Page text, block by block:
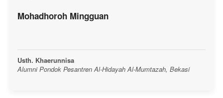
Mohadhoroh Mingguan
Usth. Khaerunnisa
Alumni Pondok Pesantren Al-Hidayah Al-Mumtazah, Bekasi